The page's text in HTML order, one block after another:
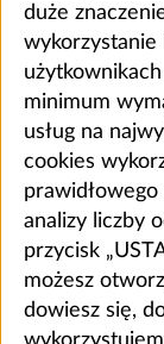
duże
minimum
usług na
cookies
prawidłowego
analizy liczby
przycisk
możesz
dowiesz się,